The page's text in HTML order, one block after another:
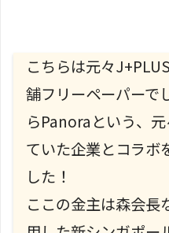
こちらは元々
舗フリーペーパーで
らPanoraという、
ていた企業とコラボ
した！
ここの金主は森会長